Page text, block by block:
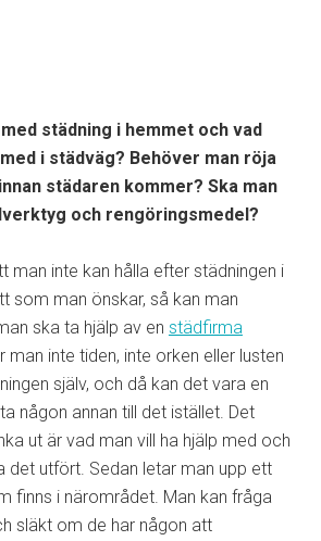
städning i hemmet och vad
i städväg? Behöver man röja
städaren kommer? Ska man
och rengöringsmedel?
man inte kan hålla efter städningen i
som man önskar, så kan man
ska ta hjälp av en städfirma
man inte tiden, inte orken eller lusten
själv, och då kan det vara en
någon annan till det istället. Det
ut är vad man vill ha hjälp med och
det utfört. Sedan letar man upp ett
finns i närområdet. Man kan fråga
släkt om de har någon att